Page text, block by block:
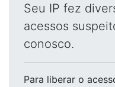
Seu IP fez
acessos
conosco.
Para liberar o